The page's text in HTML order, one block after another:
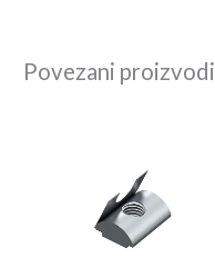
Povezani proizvodi